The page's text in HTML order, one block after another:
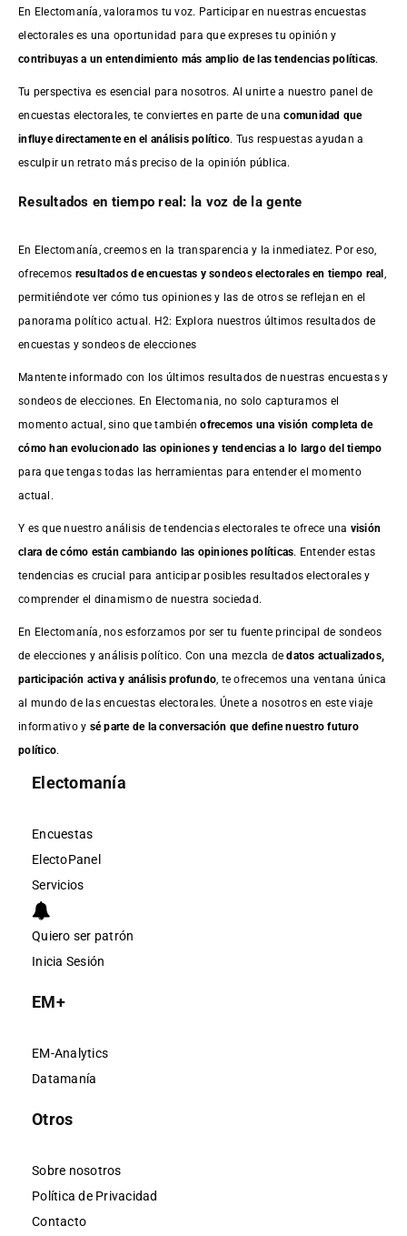
En Electomanía, valoramos tu voz. Participar en nuestras encuestas
electorales es una oportunidad para que expreses tu opinión y
contribuyas a un entendimiento más amplio de las tendencias políticas.
Tu perspectiva es esencial para nosotros. Al unirte a nuestro panel de
encuestas electorales, te conviertes en parte de unacomunidad que
influye directamente en el análisis político. Tus respuestas ayudan a
esculpir un retrato más preciso de la opinión pública.
Resultados en tiempo real: la voz de la gente
En Electomanía, creemos en la transparencia y la inmediatez. Por eso,
ofrecemos resultados deencuestas y sondeos electorales en tiempo real
permitiéndote ver cómo tus opiniones y las de otros se reflejan en el
panorama político actual. H2: Explora nuestros últimos resultados de
encuestas y sondeos de elecciones
Mantente informado con los últimos resultados de nuestras encuestasy
sondeos de elecciones. En Electomania, no solo capturamos el
momento actual, sino que tambiénofrecemos una visión completa de
cómo han evolucionado las opiniones y tendencias a lo largo del tiempo
para que tengas todas las herramientas para entender el momento
actual.
Y es que nuestro análisis de tendencias electorales te ofrece una visión
clara de cómo están cambiando las opiniones políticas. Entender estas
tendencias es crucial para anticipar posibles resultados electorales y
comprender el dinamismo de nuestra sociedad.
En Electomanía, nos esforzamos por ser tu fuente principal de sondeos
de elecciones y análisis político. Con una mezcla dedatos actualizados,
participación activa y análisis profundo , te ofrecemos una ventana única
al mundo de las encuestas electorales. Únete a nosotros en este viaje
informativo y sé parte de la conversación que define nuestro futuro
político.
Electomanía
Encuestas
ElectoPanel
Servicios
Quiero ser patrón
Inicia Sesión
EM+
EM-Analytics
Datamanía
Otros
Sobre nosotros
Política de Privacidad
Contacto